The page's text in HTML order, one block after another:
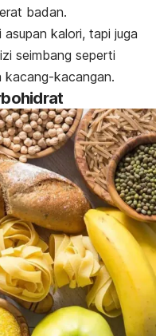
badan.
kalori, tapi juga
seimbang seperti
kacang-kacangan.